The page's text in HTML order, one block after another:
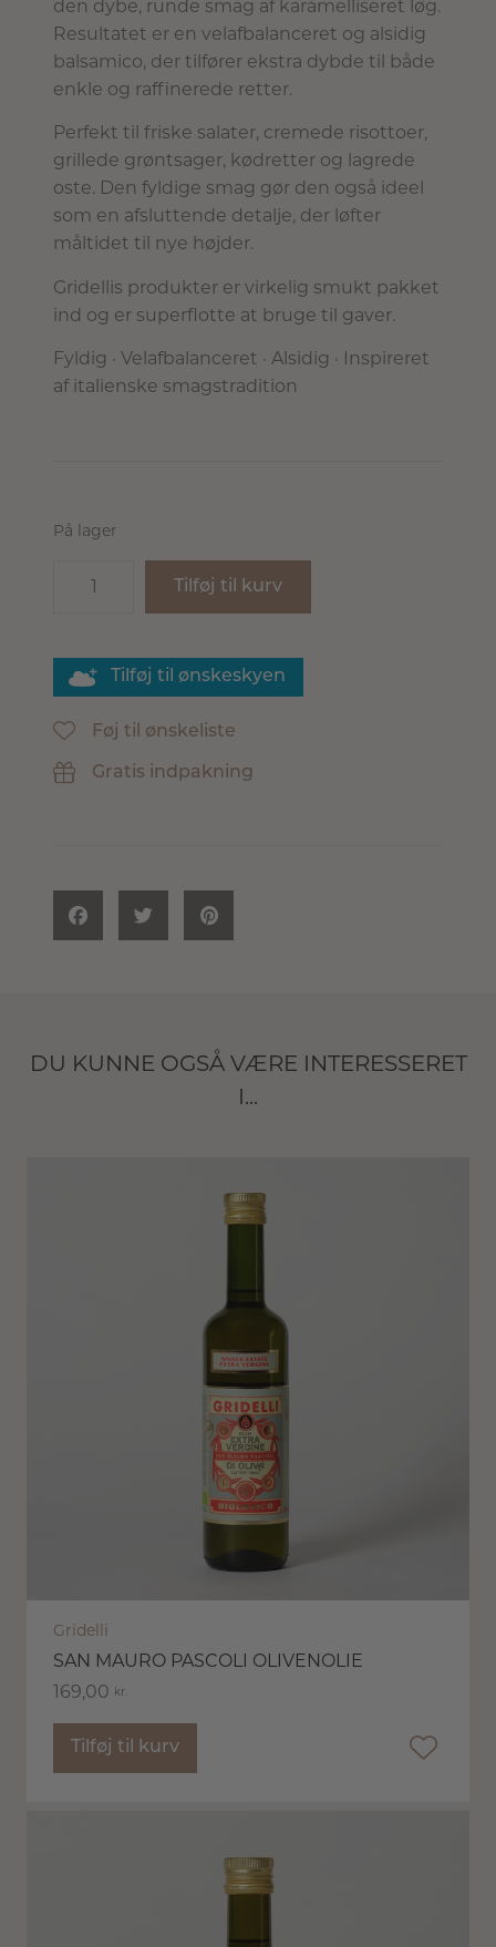
den dybe, runde smag af karamelliseret løg.
Resultatet er en velafbalanceret og alsidig
balsamico, der tilfører ekstra dybde til både
enkle og raffinerede retter.
Perfekt til friske salater, cremede risottoer,
grillede grøntsager, kødretter og lagrede
oste. Den fyldige smag gør den også ideel
som en afsluttende detalje, der løfter
måltidet til nye højder.
Gridellis produkter er virkelig smukt pakket
ind og er superflotte at bruge til gaver.
Fyldig · Velafbalanceret · Alsidig · Inspireret
af italienske smagstradition
På lager
Tilføj til kurv
Tilføj til ønskeskyen
Føj til ønskeliste
Gratis indpakning
DU KUNNE OGSÅ VÆRE INTERESSERET
I...
Gridelli
SAN MAURO PASCOLI OLIVENOLIE
169,00 kr.
Tilføj til kurv